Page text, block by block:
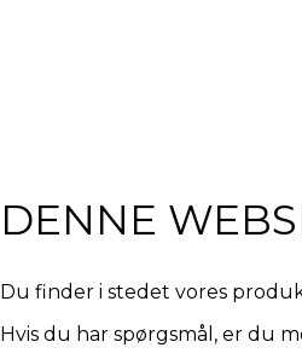
DENNE
Du finder i stedet vores
Hvis du har spørgsmål, er du